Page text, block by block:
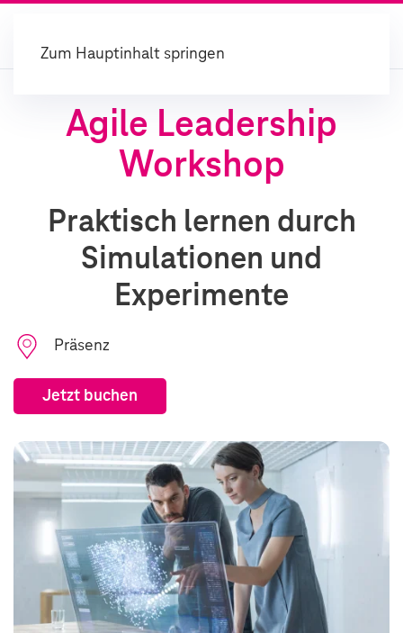
Zum Hauptinhalt springen
Agile Leadership
Workshop
Praktisch lernen durch
Simulationen und
Experimente
Präsenz
Jetzt buchen